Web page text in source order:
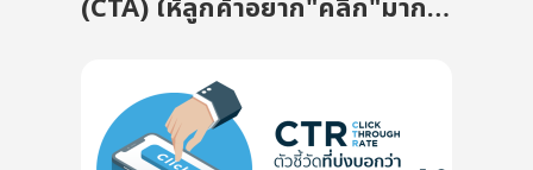
(CTA) ให้ลูกค้าอยาก"คลิก"มาก